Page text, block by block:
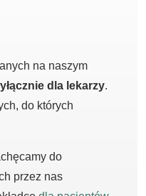
na naszym
dla lekarzy.
do których
do
przez nas